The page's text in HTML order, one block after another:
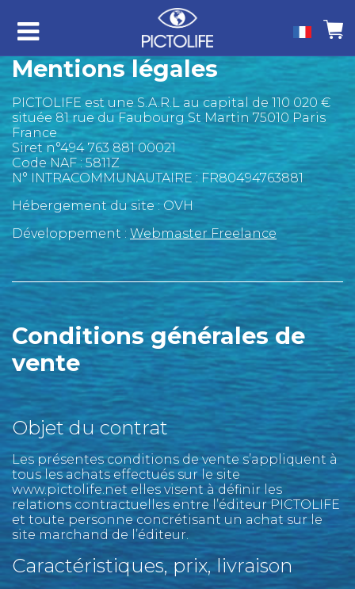
Mentions légales
PICTOLIFE est une S.A.R.L au capital de 110 020 €
située 81 rue du Faubourg St Martin 75010 Paris
France
Siret n°494 763 881 00021
Code NAF : 5811Z
N° INTRACOMMUNAUTAIRE : FR80494763881
Hébergement du site : OVH
Développement : Webmaster Freelance
Conditions générales de
vente
Objet du contrat
Les présentes conditions de vente s’appliquent à
tous les achats effectués sur le site
www.pictolife.net elles visent à définir les
relations contractuelles entre l’éditeur PICTOLIFE
et toute personne concrétisant un achat sur le
site marchand de l’éditeur.
Caractéristiques, prix, livraison